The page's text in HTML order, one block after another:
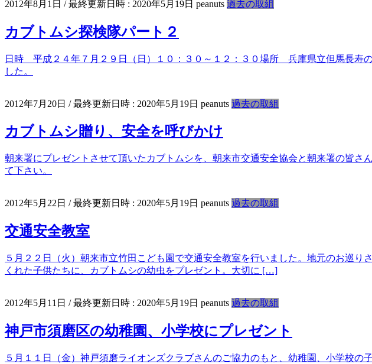
2012年8月1日 / 最終更新日時 : 2020年5月19日 peanuts 過去の取組
カブトムシ探検隊パート２
日時 平成２４年７月２９日（日）１０：３０～１２：３０場所 兵庫県立但馬長寿
した。
2012年7月20日 / 最終更新日時 : 2020年5月19日 peanuts 過去の取組
カブトムシ贈り、安全を呼びかけ
朝来署にプレゼントさせて頂いたカブトムシを、朝来市交通安全協会と朝来署の皆
て下さい。
2012年5月22日 / 最終更新日時 : 2020年5月19日 peanuts 過去の取組
交通安全教室
５月２２日（火）朝来市立竹田こども園で交通安全教室を行いました。地元のお巡
くれた子供たちに、カブトムシの幼虫をプレゼント。大切に […]
2012年5月11日 / 最終更新日時 : 2020年5月19日 peanuts 過去の取組
神戸市須磨区の幼稚園、小学校にプレゼント
５月１１日（金）神戸須磨ライオンズクラブさんのご協力のもと、幼稚園、小学校